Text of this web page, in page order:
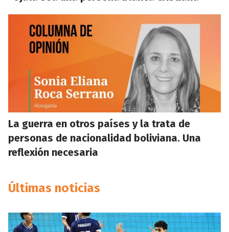
La guerra en otros países y la trata de
personas de nacionalidad boliviana. Una
reflexión necesaria
Últimas noticias